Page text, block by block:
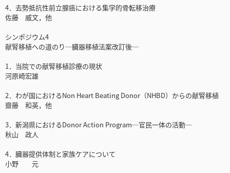
4．去勢抵抗性前立腺癌における集学的骨転移治療
佐藤 威文，他
シンポジウム4
献腎移植への道のり─臓器移植法案改訂後─
1．当院での献腎移植診療の現状
河原崎宏雄
2．わが国におけるNon Heart Beating Donor（NHBD）からの献腎移植
齋藤 和英，他
3．新潟県におけるDonor Action Program─官民一体の活動─
秋山 政人
4．臓器提供体制と家族ケアについて
小野 元